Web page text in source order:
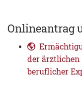
Onlineantrag
der ärztlichen
beruflicher